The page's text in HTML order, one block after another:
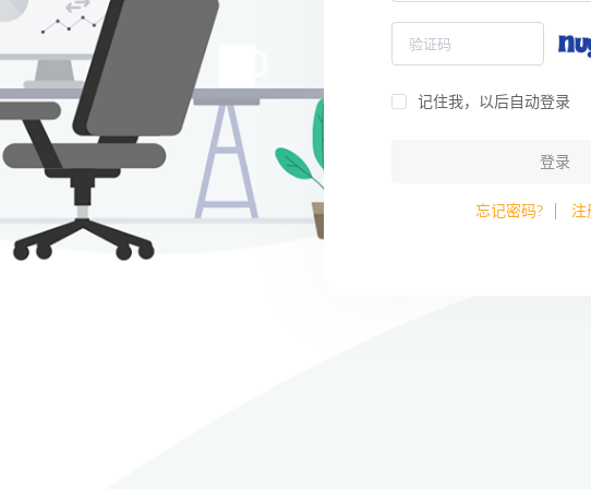
记住我，以后自动登录
登录
忘记密码? 注